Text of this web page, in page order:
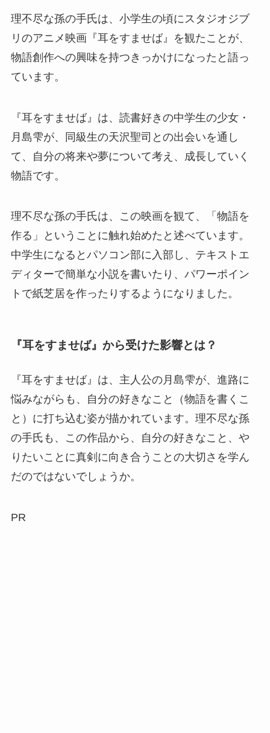
理不尽な孫の手氏は、小学生の頃にスタジオジブ
リのアニメ映画『耳をすませば』を観たことが、
物語創作への興味を持つきっかけになったと語っ
ています。
『耳をすませば』は、読書好きの中学生の少女・
月島雫が、同級生の天沢聖司との出会いを通し
て、自分の将来や夢について考え、成長していく
物語です。
理不尽な孫の手氏は、この映画を観て、「物語を
作る」ということに触れ始めたと述べています。
中学生になるとパソコン部に入部し、テキストエ
ディターで簡単な小説を書いたり、パワーポイン
トで紙芝居を作ったりするようになりました。
『耳をすませば』から受けた影響とは？
『耳をすませば』は、主人公の月島雫が、進路に
悩みながらも、自分の好きなこと（物語を書くこ
と）に打ち込む姿が描かれています。理不尽な孫
の手氏も、この作品から、自分の好きなこと、や
りたいことに真剣に向き合うことの大切さを学ん
だのではないでしょうか。
PR